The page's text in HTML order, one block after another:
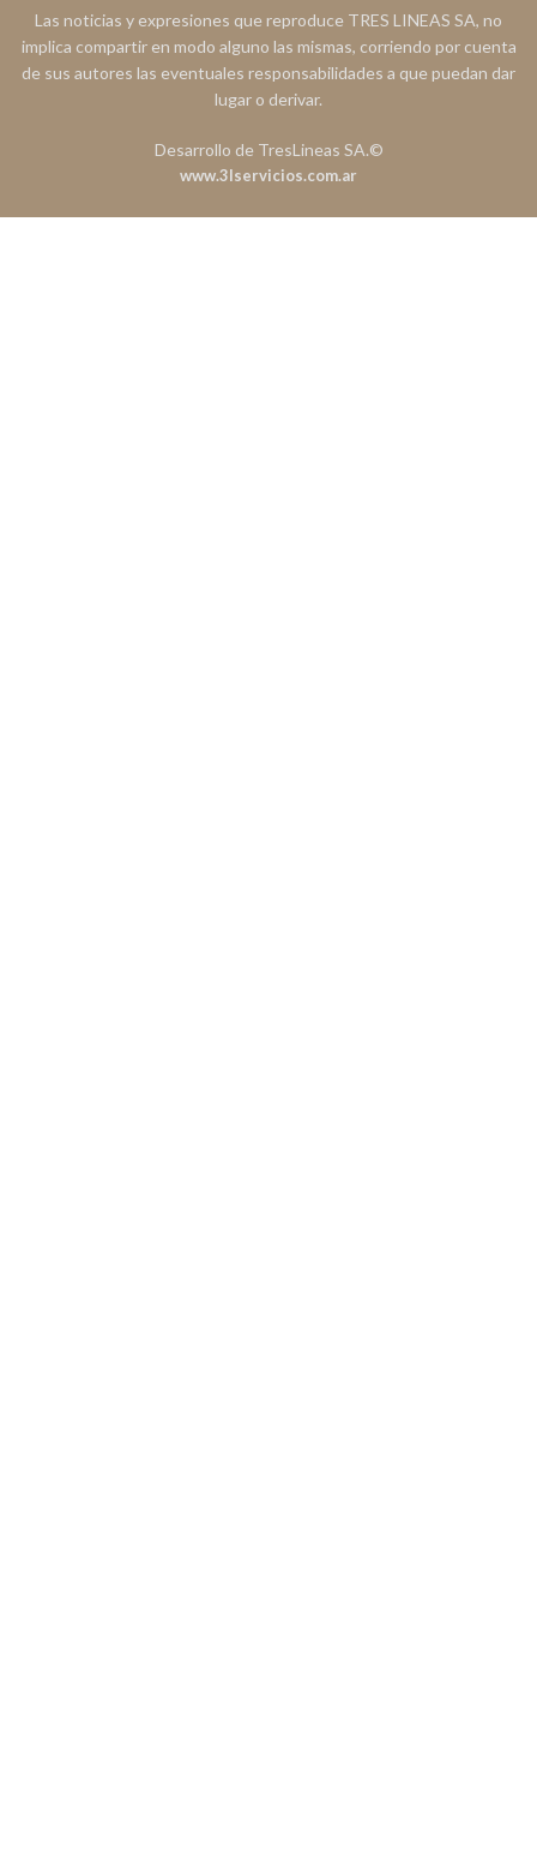
Las noticias y expresiones que reproduce TRES LINEAS SA, no
implica compartir en modo alguno las mismas, corriendo por cuenta
de sus autores las eventuales responsabilidades a que puedan dar
lugar o derivar.
Desarrollo de TresLineas SA.©
www.3lservicios.com.ar